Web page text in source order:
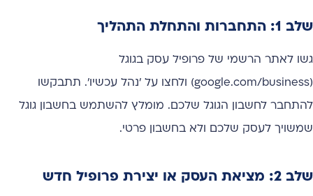
שלב 1: התחברות והתחלת התהליך
גשו לאתר הרשמי של פרופיל עסק בגוגל
(google.com/business) ולחצו על 'נהל עכשיו'. תתבקשו
להתחבר לחשבון הגוגל שלכם. מומלץ להשתמש בחשבון גוגל
שמשויך לעסק שלכם ולא בחשבון פרטי.
שלב 2: מציאת העסק או יצירת פרופיל חדש